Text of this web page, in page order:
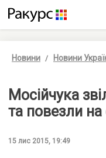
Новини Новини
Мосійчука
та повезли
15 лис 2015, 19:49